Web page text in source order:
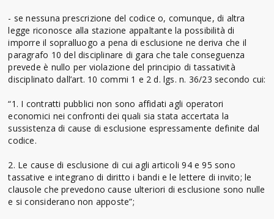
- se nessuna prescrizione del codice o, comunque, di altra
legge riconosce alla stazione appaltante la possibilità di
imporre il sopralluogo a pena di esclusione ne deriva che il
paragrafo 10 del disciplinare di gara che tale conseguenza
prevede è nullo per violazione del principio di tassatività
disciplinato dall’art. 10 commi 1 e 2 d. lgs. n. 36/23 secondo cui:
“1. I contratti pubblici non sono affidati agli operatori
economici nei confronti dei quali sia stata accertata la
sussistenza di cause di esclusione espressamente definite dal
codice.
2. Le cause di esclusione di cui agli articoli 94 e 95 sono
tassative e integrano di diritto i bandi e le lettere di invito; le
clausole che prevedono cause ulteriori di esclusione sono nulle
e si considerano non apposte”;